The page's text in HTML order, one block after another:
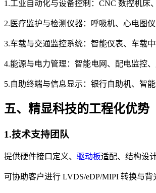
1.工业自动化与设备控制：CNC 数控机床
2.医疗监护与检测仪器：呼吸机、心电图
3.车载与交通监控系统：智能仪表、车载
4.能源与电力管理：智能电网、配电监控、
5.自助终端与信息显示：银行自助机、智
五、精显科技的工程化优势
1.技术支持团队
提供硬件接口定义、 驱动板适配、结构设
可协助客户进行 LVDS/eDP/MIPI 转换与背